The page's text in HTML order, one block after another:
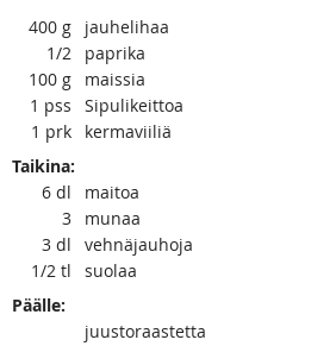
400 g
jauhelihaa
1/2
paprika
100 g
maissia
1 pss
Sipulikeittoa
1 prk
kermaviiliä
Taikina:
6 dl
maitoa
3
munaa
3 dl
vehnäjauhoja
1/2 tl
suolaa
Päälle:
juustoraastetta